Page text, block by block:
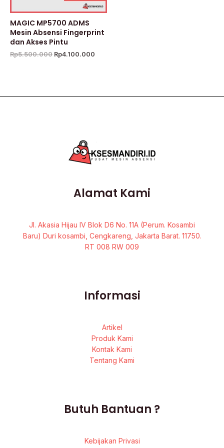
MAGIC MP5700 ADMS
Mesin Absensi Fingerprint
dan Akses Pintu
Rp5.500.000 Rp4.100.000
Alamat Kami
Jl. Akasia Hijau IV Blok D6 No. 11A (Perum. Kosambi
Baru) Duri kosambi, Cengkareng, Jakarta Barat. 11750.
RT 008 RW 009
Informasi
Artikel
Produk Kami
Kontak Kami
Tentang Kami
Butuh Bantuan ?
Kebijakan Privasi